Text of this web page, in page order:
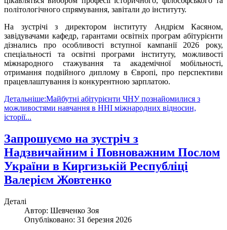
політологічного спрямування, завітали до інституту.
На зустрічі з директором інституту Андрієм Касяном,
завідувачами кафедр, гарантами освітніх програм абітурієнти
дізнались про особливості вступної кампанії 2026 року,
спеціальності та освітні програми інституту, можливості
міжнародного стажування та академічної мобільності,
отримання подвійного дипломув Європі, про перспективи
працевлаштування із конкурентною зарплатою.
Детальніше:Майбутні абітурієнти ЧНУ познайомилися з
можливостями навчання в ННІ міжнародних відносин,
історії...
Запрошуємо на зустріч з
Надзвичайним і Повноважним Послом
України в Киргизькій Республіці
Валерієм Жовтенко
Деталі
Автор: Шевченко Зоя
Опубліковано: 31 березня 2026